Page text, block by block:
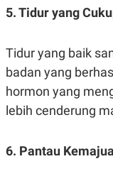
A
K
N
P
A
P
R
D
V
E
T
S
G
5. Tidur yang
Tidur yang baik
badan yang
hormon yang
lebih cenderung
6. Pantau